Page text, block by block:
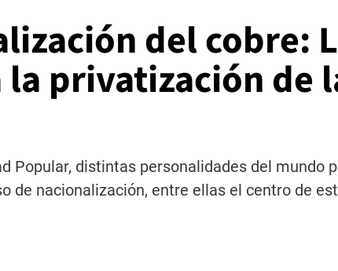
del cobre:
privatización de
Popular, distintas personalidades del mundo
de nacionalización, entre ellas el centro de